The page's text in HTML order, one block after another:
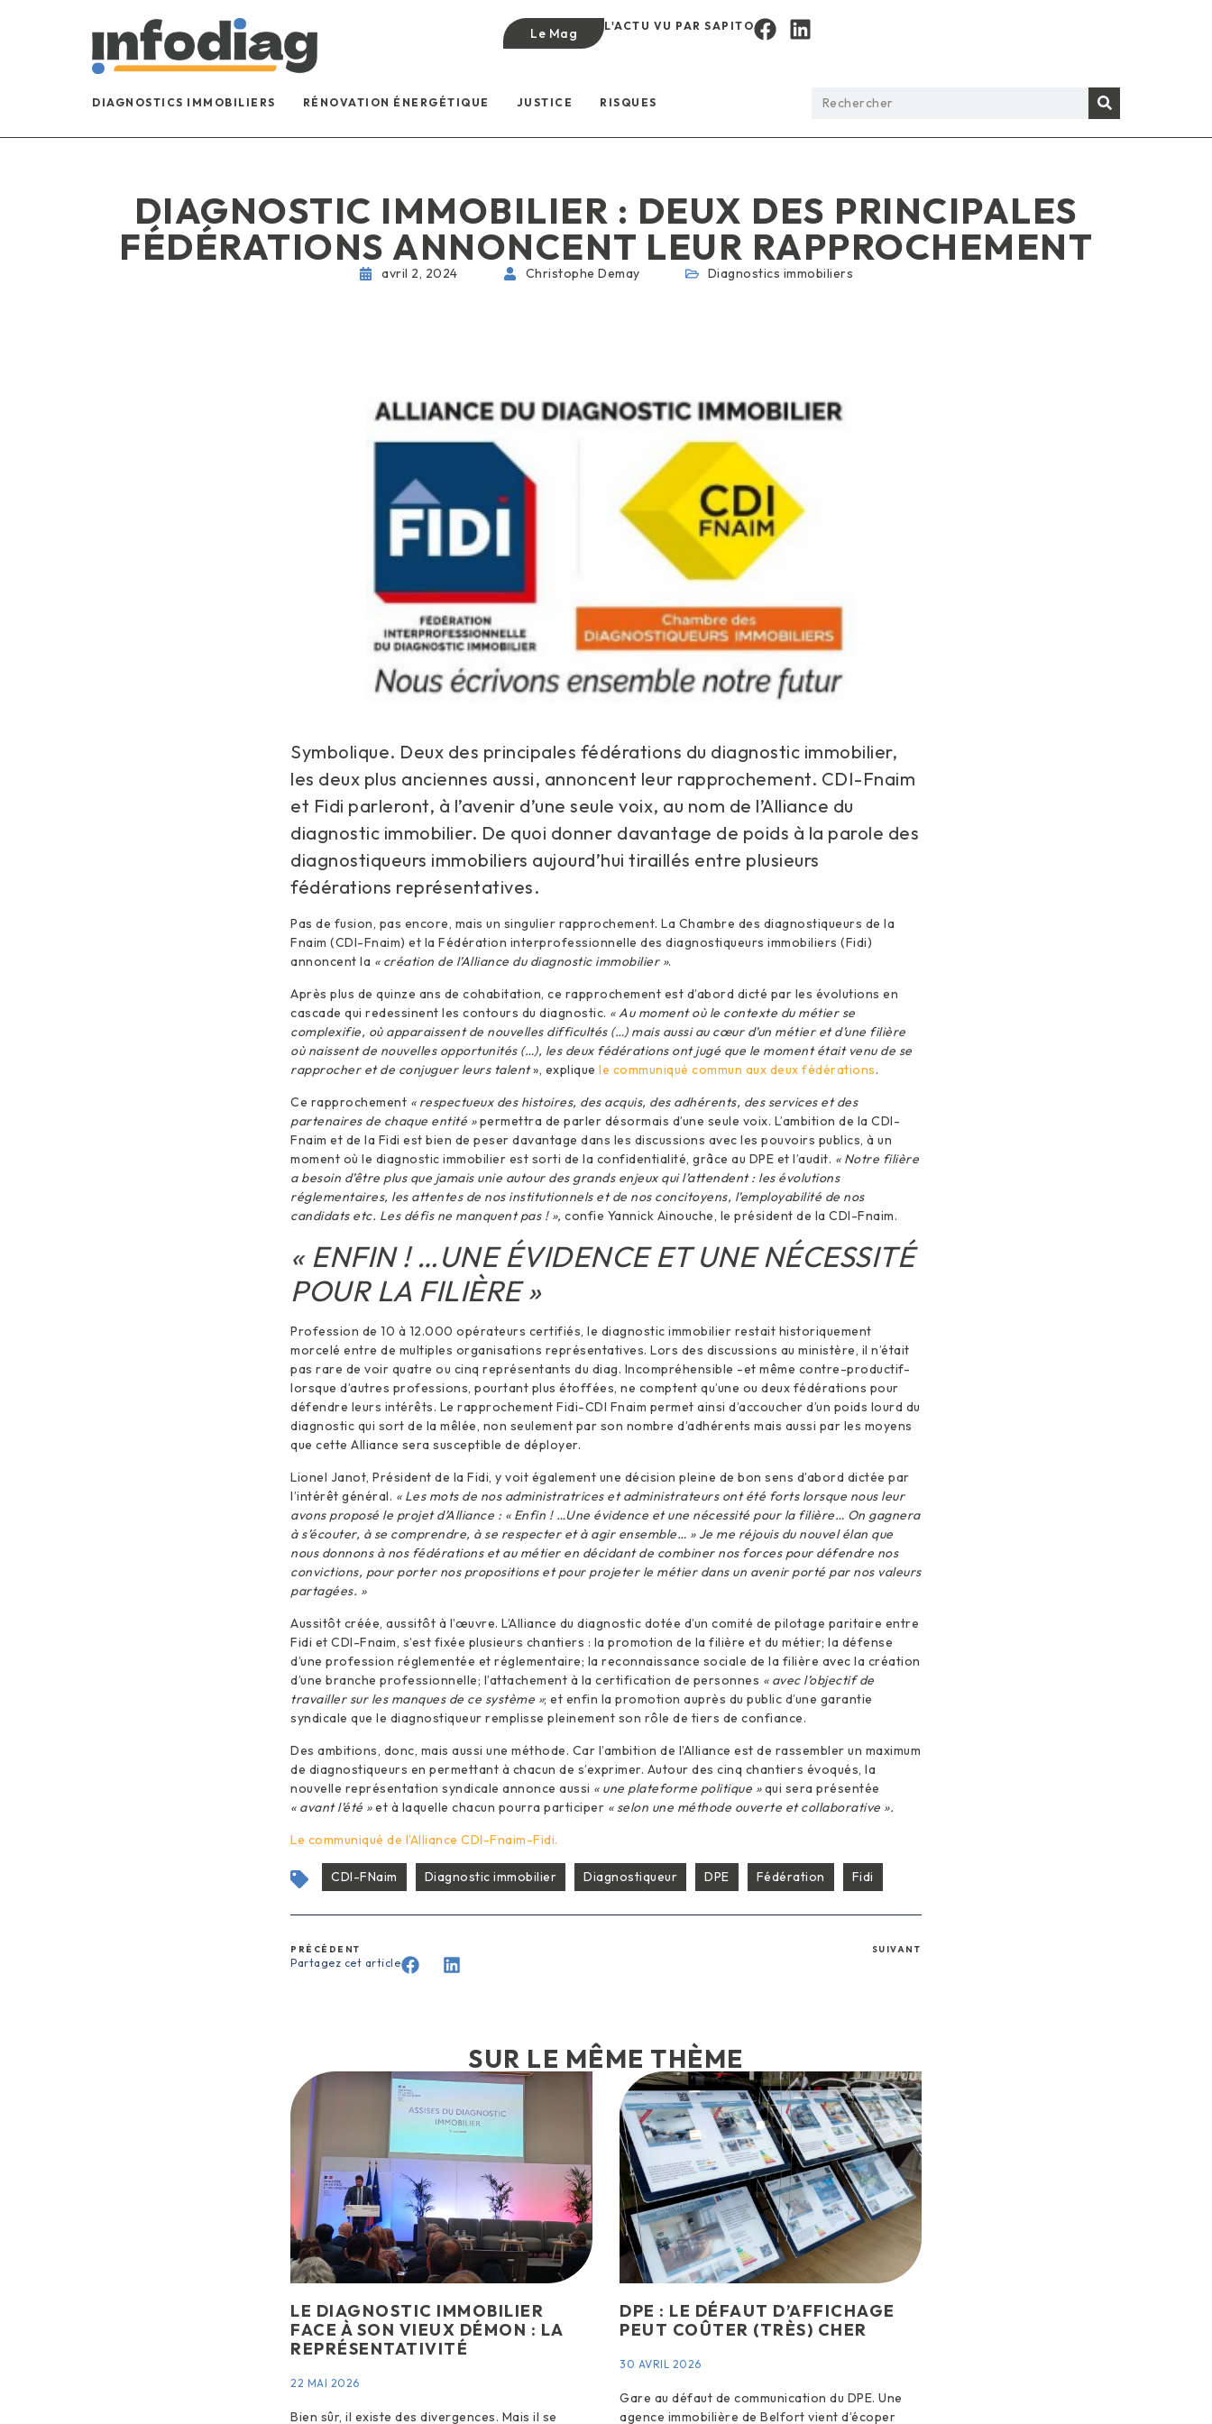
Le Mag L'ACTU VU PAR SAPITO
DIAGNOSTICS IMMOBILIERS RÉNOVATION ÉNERGÉTIQUE JUSTICE RISQUES
DIAGNOSTIC IMMOBILIER : DEUX DES PRINCIPALES
FÉDÉRATIONS ANNONCENT LEUR RAPPROCHEMENT
avril 2, 2024 Christophe Demay Diagnostics immobiliers
Symbolique. Deux des principales fédérations du diagnostic immobilier,
les deux plus anciennes aussi, annoncent leur rapprochement. CDI-Fnaim
et Fidi parleront, à l’avenir d’une seule voix, au nom de l’Alliance du
diagnostic immobilier. De quoi donner davantage de poids à la parole des
diagnostiqueurs immobiliers aujourd’hui tiraillés entre plusieurs
fédérations représentatives.
Pas de fusion, pas encore, mais un singulier rapprochement. La Chambre des diagnostiqueurs de la
Fnaim (CDI-Fnaim) et la Fédération interprofessionnelle des diagnostiqueurs immobiliers (Fidi)
annoncent la « création de l’Alliance du diagnostic immobilier ».
Après plus de quinze ans de cohabitation, ce rapprochement est d’abord dicté par les évolutions en
cascade qui redessinent les contours du diagnostic. « Au moment où le contexte du métier se
complexifie, où apparaissent de nouvelles difficultés (…) mais aussi au cœur d’un métier et d’une filière
où naissent de nouvelles opportunités (…), les deux fédérations ont jugé que le moment était venu de se
rapprocher et de conjuguer leurs talent», explique le communiqué commun aux deux fédérations.
Ce rapprochement « respectueux des histoires, des acquis, des adhérents, des services et des
partenaires de chaque entité »permettra de parler désormais d’une seule voix. L’ambition de la CDI-
Fnaim et de la Fidi est bien de peser davantage dans les discussions avec les pouvoirs publics, à un
moment où le diagnostic immobilier est sorti de la confidentialité, grâce au DPE et l’audit. « Notre filière
a besoin d’être plus que jamais unie autour des grands enjeux qui l’attendent : les évolutions
réglementaires, les attentes de nos institutionnels et de nos concitoyens, l’employabilité de nos
candidats etc. Les défis ne manquent pas ! », confie Yannick Ainouche, le président de la CDI-Fnaim.
« ENFIN ! …UNE ÉVIDENCE ET UNE NÉCESSITÉ
POUR LA FILIÈRE »
Profession de 10 à 12.000 opérateurs certifiés, le diagnostic immobilier restait historiquement
morcelé entre de multiples organisations représentatives. Lors des discussions au ministère, il n’était
pas rare de voir quatre ou cinq représentants du diag. Incompréhensible -et même contre-productif-
lorsque d’autres professions, pourtant plus étoffées, ne comptent qu’une ou deux fédérations pour
défendre leurs intérêts. Le rapprochement Fidi-CDI Fnaim permet ainsi d’accoucher d’un poids lourd du
diagnostic qui sort de la mêlée, non seulement par son nombre d’adhérents mais aussi par les moyens
que cette Alliance sera susceptible de déployer.
Lionel Janot, Président de la Fidi, y voit également une décision pleine de bon sens d’abord dictée par
l’intérêt général. « Les mots de nos administratrices et administrateurs ont été forts lorsque nous leur
avons proposé le projet d’Alliance : « Enfin ! …Une évidence et une nécessité pour la filière… On gagnera
à s’écouter, à se comprendre, à se respecter et à agir ensemble… » Je me réjouis du nouvel élan que
nous donnons à nos fédérations et au métier en décidant de combiner nos forces pour défendre nos
convictions, pour porter nos propositions et pour projeter le métier dans un avenir porté par nos valeurs
partagées. »
Aussitôt créée, aussitôt à l’œuvre. L’Alliance du diagnostic dotée d’un comité de pilotage paritaire entre
Fidi et CDI-Fnaim, s’est fixée plusieurs chantiers : la promotion de la filière et du métier; la défense
d’une profession réglementée et réglementaire; la reconnaissance sociale de la filière avec la création
d’une branche professionnelle; l’attachement à la certification de personnes « avec l’objectif de
travailler sur les manques de ce système »; et enfin la promotion auprès du public d’une garantie
syndicale que le diagnostiqueur remplisse pleinement son rôle de tiers de confiance.
Des ambitions, donc, mais aussi une méthode. Car l’ambition de l’Alliance est de rassembler un maximum
de diagnostiqueurs en permettant à chacun de s’exprimer. Autour des cinq chantiers évoqués, la
nouvelle représentation syndicale annonce aussi « une plateforme politique »qui sera présentée
« avant l’été »et à laquelle chacun pourra participer « selon une méthode ouverte et collaborative ».
Le communiqué de l’Alliance CDI-Fnaim-Fidi.
CDI-FNaim Diagnostic immobilier Diagnostiqueur DPE Fédération Fidi
PRÉCÉDENT SUIVANT
Partagez cet article
SUR LE MÊME THÈME
LE DIAGNOSTIC IMMOBILIER
FACE À SON VIEUX DÉMON : LA
REPRÉSENTATIVITÉ
22 MAI 2026
Bien sûr, il existe des divergences. Mais il se
DPE : LE DÉFAUT D’AFFICHAGE
PEUT COÛTER (TRÈS) CHER
30 AVRIL 2026
Gare au défaut de communication du DPE. Une
agence immobilière de Belfort vient d’écoper